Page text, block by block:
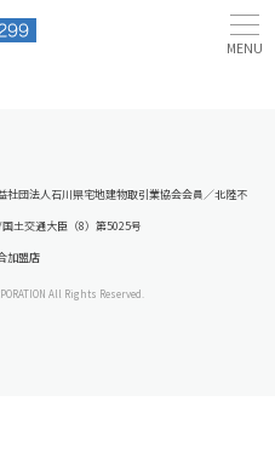
団法人石川県宅地建物取引業協会会員／北陸不
土交通大臣（8）第5025号
加盟店
All Rights Reserved.